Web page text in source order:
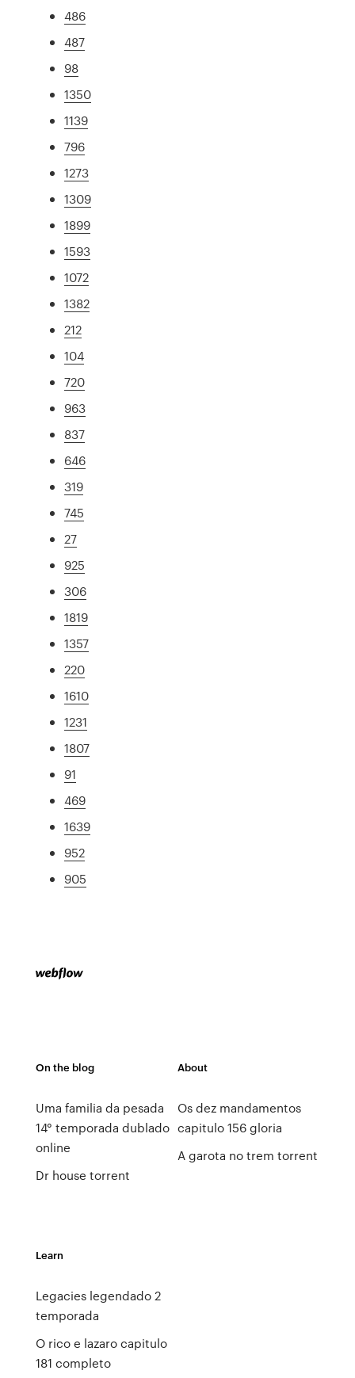
486
487
98
1350
1139
796
1273
1309
1899
1593
1072
1382
212
104
720
963
837
646
319
745
27
925
306
1819
1357
220
1610
1231
1807
91
469
1639
952
905
On the blog
Uma familia da pesada
14° temporada dublado
online
Dr house torrent
About
Os dez mandamentos
capitulo 156 gloria
A garota no trem torrent
Learn
Legacies legendado 2
temporada
O rico e lazaro capitulo
181 completo